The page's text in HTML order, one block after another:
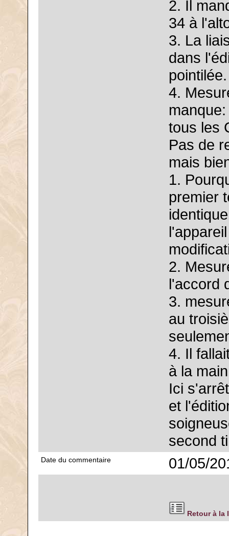
2. Il
34 à
3. La
dans
pointilée.
4.
tous les
Pas de
mais
1.
premier
2.
l'accord
3.
au
4. Il
à la
Ici
et
second
Date du commentaire 01/05/
Retour à la